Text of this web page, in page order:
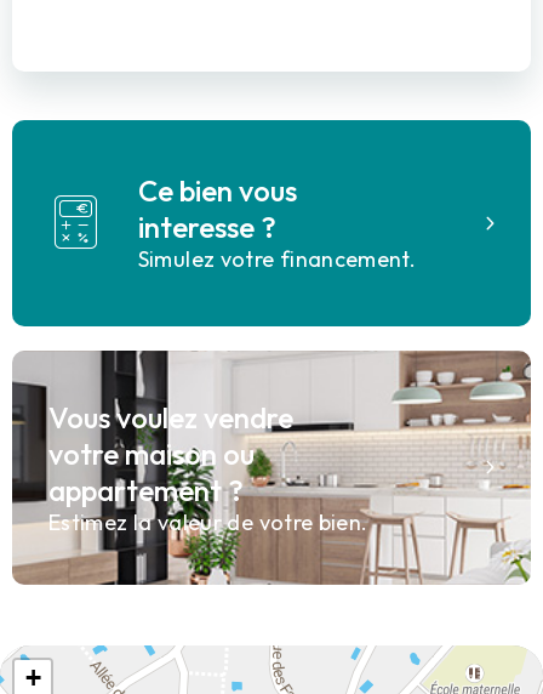
Ce bien vous
interesse ?
Simulez votre financement.
Vous voulez vendre
votre maison ou
appartement ?
Estimez la valeur de votre bien.
+